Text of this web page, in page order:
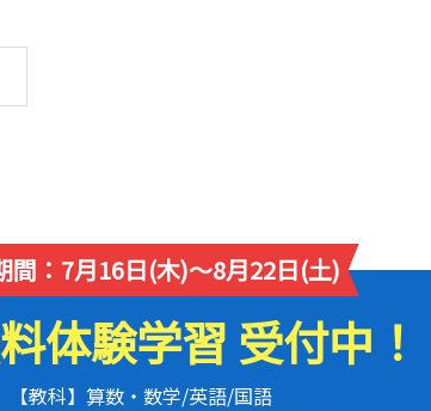
間：7月16日(木)～8月22日(土)
体験学習 受付中！
【教科】算数・数学/英語/国語